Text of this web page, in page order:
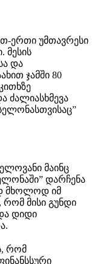
ერთი უმთავრესი
მესის
და
ჯამში 80
ძალიასხმევა
მაინც
დარჩენა
მხოლოდ იმ
რომ მისი გუნდი
დიდი
რომ